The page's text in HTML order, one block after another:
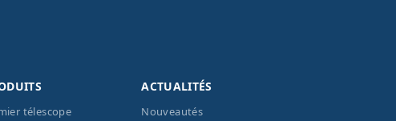
télescope
ACTUALITÉS
Nouveautés